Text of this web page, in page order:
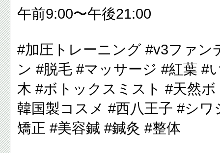
午前9:00〜午後21:00
#加圧トレーニング #v3ファン
ン #脱毛 #マッサージ #紅葉 #
木 #ボトックスミスト #天然
韓国製コスメ #西八王子 #シワ
矯正 #美容鍼 #鍼灸 #整体